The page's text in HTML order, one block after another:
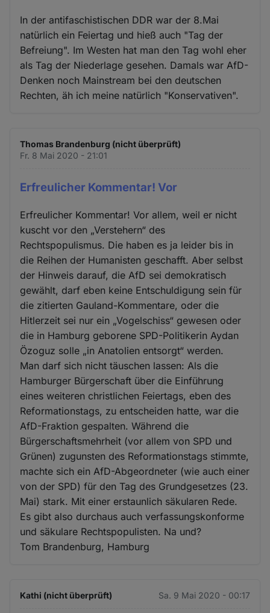
In der antifaschistischen DDR war der 8.Mai
natürlich ein Feiertag und hieß auch "Tag der
Befreiung". Im Westen hat man den Tag wohl eher
als Tag der Niederlage gesehen. Damals war AfD-
Denken noch Mainstream bei den deutschen
Rechten, äh ich meine natürlich "Konservativen".
Thomas Brandenburg (nicht überprüft)
Fr. 8 Mai 2020 - 21:01
Erfreulicher Kommentar! Vor
Erfreulicher Kommentar! Vor allem, weil er nicht
kuscht vor den „Verstehern“ des
Rechtspopulismus. Die haben es ja leider bis in
die Reihen der Humanisten geschafft. Aber selbst
der Hinweis darauf, die AfD sei demokratisch
gewählt, darf eben keine Entschuldigung sein für
die zitierten Gauland-Kommentare, oder die
Hitlerzeit sei nur ein „Vogelschiss“ gewesen oder
die in Hamburg geborene SPD-Politikerin Aydan
Özoguz solle „in Anatolien entsorgt“ werden.
Man darf sich nicht täuschen lassen: Als die
Hamburger Bürgerschaft über die Einführung
eines weiteren christlichen Feiertags, eben des
Reformationstags, zu entscheiden hatte, war die
AfD-Fraktion gespalten. Während die
Bürgerschaftsmehrheit (vor allem von SPD und
Grünen) zugunsten des Reformationstags stimmte,
machte sich ein AfD-Abgeordneter (wie auch einer
von der SPD) für den Tag des Grundgesetzes (23.
Mai) stark. Mit einer erstaunlich säkularen Rede.
Es gibt also durchaus auch verfassungskonforme
und säkulare Rechtspopulisten. Na und?
Tom Brandenburg, Hamburg
Kathi (nicht überprüft) Sa. 9 Mai 2020 - 00:17